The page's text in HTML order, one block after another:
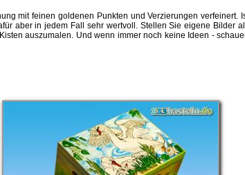
mit feinen goldenen Punkten und Verzierungen verfeinert.
aber in jedem Fall sehr wertvoll. Stellen Sie eigene Bilder
auszumalen. Und wenn immer noch keine Ideen -